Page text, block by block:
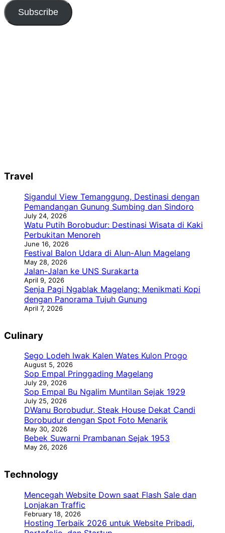
Subscribe
Travel
Sigandul View Temanggung, Destinasi dengan
Pemandangan Gunung Sumbing dan Sindoro
July 24, 2026
Watu Putih Borobudur: Destinasi Wisata di Kaki
Perbukitan Menoreh
June 16, 2026
Festival Balon Udara di Alun-Alun Magelang
May 28, 2026
Jalan-Jalan ke UNS Surakarta
April 9, 2026
Senja Pagi Ngablak Magelang: Menikmati Kopi
dengan Panorama Tujuh Gunung
April 7, 2026
Culinary
Sego Lodeh Iwak Kalen Wates Kulon Progo
August 5, 2026
Sop Empal Pringgading Magelang
July 29, 2026
Sop Empal Bu Ngalim Muntilan Sejak 1929
July 25, 2026
DWanu Borobudur, Steak House Dekat Candi
Borobudur dengan Spot Foto Menarik
May 30, 2026
Bebek Suwarni Prambanan Sejak 1953
May 26, 2026
Technology
Mencegah Website Down saat Flash Sale dan
Lonjakan Traffic
February 18, 2026
Hosting Terbaik 2026 untuk Website Pribadi,